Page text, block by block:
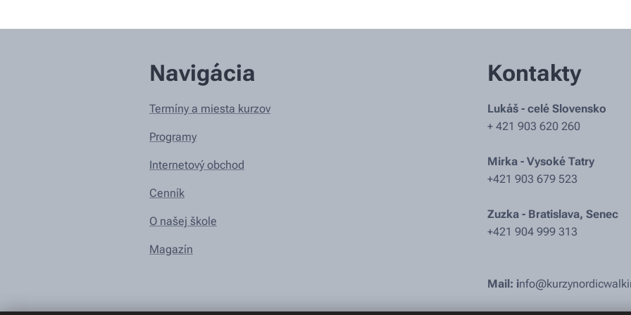
Navigácia
Termíny a miesta kurzov
Programy
Internetový obchod
Cenník
O našej škole
Magazín
Kontakty
Lukáš - celé Slovensko
+ 421 903 620 260
Mirka - Vysoké Tatry
+421 903 679 523
Zuzka - Bratislava, Senec
+421 904 999 313
Mail: i